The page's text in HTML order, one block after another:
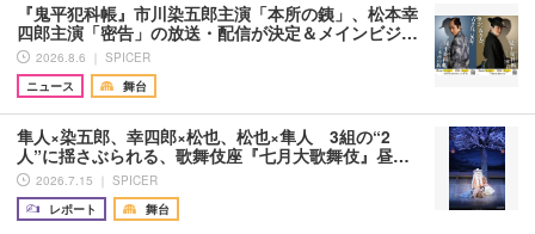
『鬼平犯科帳』市川染五郎主演「本所の銕」、松本幸
四郎主演「密告」の放送・配信が決定＆メインビジ…
2026.8.6 ｜ SPICER
ニュース
舞台
隼人×染五郎、幸四郎×松也、松也×隼人 3組の“2
人”に揺さぶられる、歌舞伎座『七月大歌舞伎』昼…
2026.7.15 ｜ SPICER
レポート
舞台